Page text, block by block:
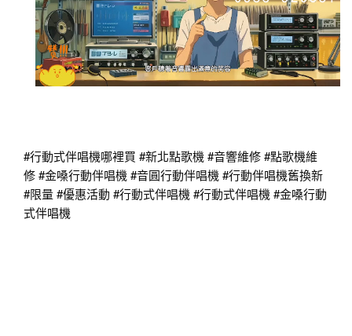
#行動式伴唱機哪裡買 #新北點歌機 #音響維修#點歌機維
修#金嗓行動伴唱機 #音圓行動伴唱機 #行動伴唱機舊換新
#限量#優惠活動 #行動式伴唱機 #行動式伴唱機 #金嗓行動
式伴唱機